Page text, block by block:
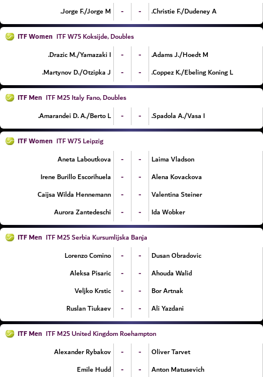
Jorge F./Jorge M.
- - Christie F./Dudeney A.
ITF Women ITF W75 Koksijde, Doubles
Drazic M./Yamazaki I.
- -
Adams J./Hoedt M.
Martynov D./Otzipka J.
- - Coppez K./Ebeling Koning L.
ITF Men ITF M25 Italy Fano, Doubles
Amarandei D. A./Berto L.
- - Spadola A./Vasa I.
ITF Women ITF W75 Leipzig
Aneta Laboutkova
- -
Laima Vladson
Irene Burillo Escorihuela
- -
Alena Kovackova
Caijsa Wilda Hennemann
- -
Valentina Steiner
Aurora Zantedeschi
- - Ida Wobker
ITF Men ITF M25 Serbia Kursumlijska Banja
Lorenzo Comino
- -
Dusan Obradovic
Aleksa Pisaric
- -
Ahouda Walid
Veljko Krstic
- -
Bor Artnak
Ruslan Tiukaev
- - Ali Yazdani
ITF Men ITF M25 United Kingdom Roehampton
Alexander Rybakov
- -
Oliver Tarvet
Emile Hudd
- - Anton Matusevich